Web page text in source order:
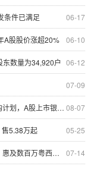
06-17
条件已满足
06-10
A股股价涨超20%
06-12
数量为34,920户
07-09
08-07
市银行为何无先例？
05-25
售5.38万起
07-14
数百万粤西儿童